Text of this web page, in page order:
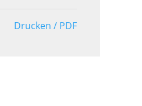
Drucken / PDF